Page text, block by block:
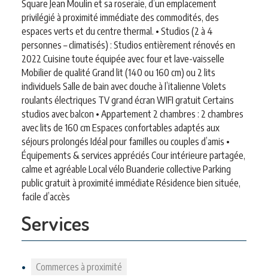
Square Jean Moulin et sa roseraie, d’un emplacement
privilégié à proximité immédiate des commodités, des
espaces verts et du centre thermal. • Studios (2 à 4
personnes – climatisés) : Studios entièrement rénovés en
2022 Cuisine toute équipée avec four et lave-vaisselle
Mobilier de qualité Grand lit (140 ou 160 cm) ou 2 lits
individuels Salle de bain avec douche à l’italienne Volets
roulants électriques TV grand écran WIFI gratuit Certains
studios avec balcon • Appartement 2 chambres : 2 chambres
avec lits de 160 cm Espaces confortables adaptés aux
séjours prolongés Idéal pour familles ou couples d’amis •
Équipements & services appréciés Cour intérieure partagée,
calme et agréable Local vélo Buanderie collective Parking
public gratuit à proximité immédiate Résidence bien située,
facile d’accès
Services
Commerces à proximité